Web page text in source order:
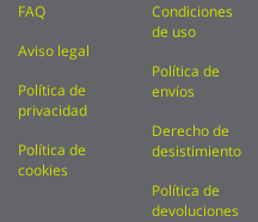
FAQ
Aviso legal
Política de
privacidad
Política de
cookies
Condiciones
de uso
Política de
envíos
Derecho de
desistimiento
Política de
devoluciones